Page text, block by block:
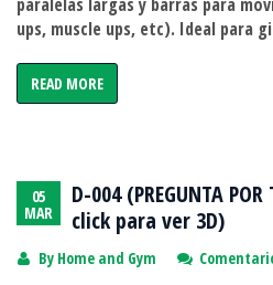
ups, muscle ups, etc). Ideal para
READ MORE
05
MAR
D-004 (PREGUNTA
click para ver 3D)
By Home and Gym